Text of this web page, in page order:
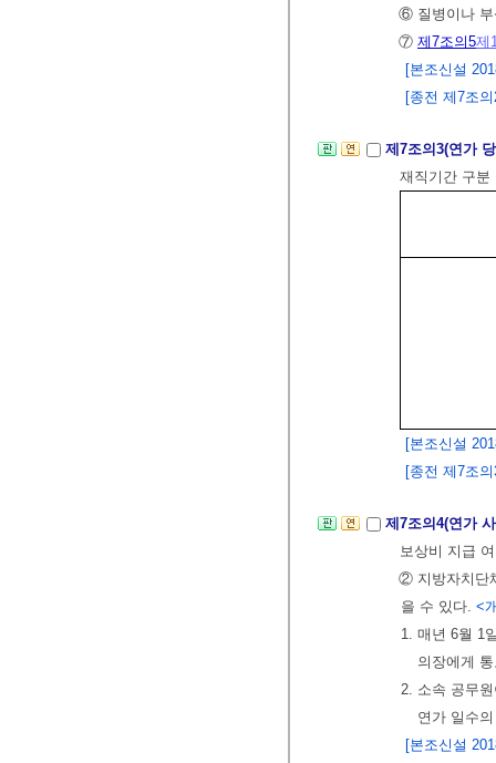
⑥ 질병이나 부
⑦ 제7조의5제
[본조신설
[종전 제7조
제7조의3(연가
재직기간 구
[본조신설
[종전 제7조
제7조의4(연가
보상비 지급
② 지방자치단
을 수 있다. <
1. 매년 6월 1
의장에게
2. 소속 공무
연가 일수
[본조신설